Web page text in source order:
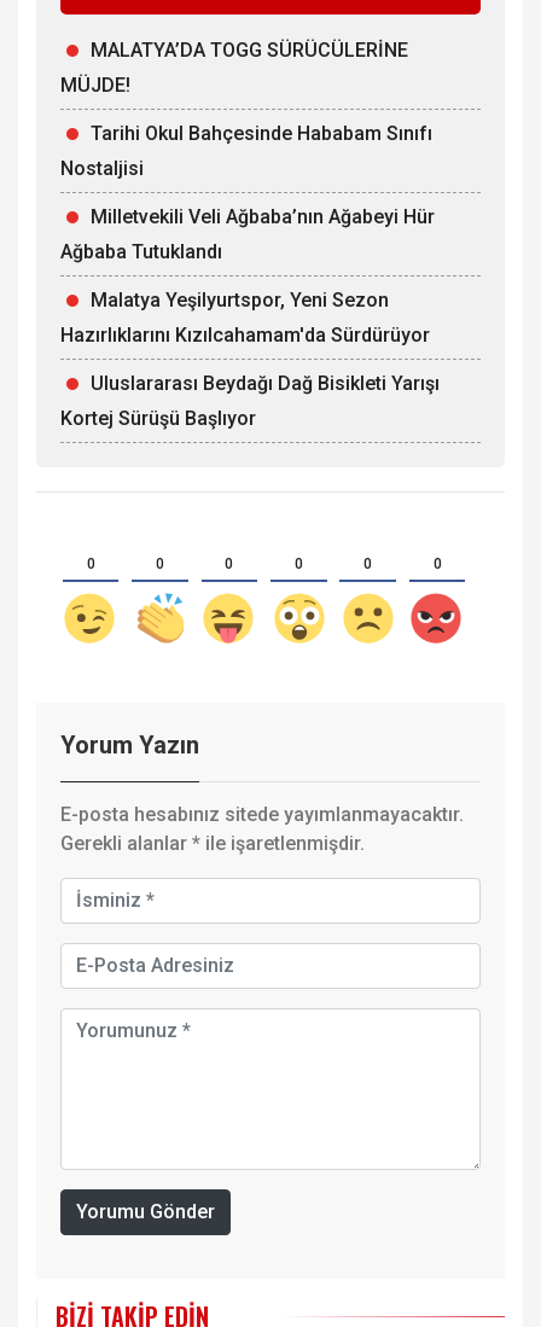
MALATYA’DA TOGG SÜRÜCÜLERİNE
MÜJDE!
Tarihi Okul Bahçesinde Hababam Sınıfı
Nostaljisi
Milletvekili Veli Ağbaba’nın Ağabeyi Hür
Ağbaba Tutuklandı
Malatya Yeşilyurtspor, Yeni Sezon
Hazırlıklarını Kızılcahamam'da Sürdürüyor
Uluslararası Beydağı Dağ Bisikleti Yarışı
Kortej Sürüşü Başlıyor
0 0 0 0 0 0
Yorum Yazın
E-posta hesabınız sitede yayımlanmayacaktır.
Gerekli alanlar * ile işaretlenmişdir.
Yorumu Gönder
BIZI TAKIP EDIN